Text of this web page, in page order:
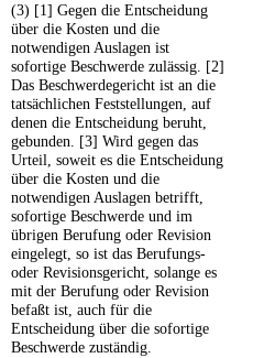
(3) [1] Gegen die Entscheidung
über die Kosten und die
notwendigen Auslagen ist
sofortige Beschwerde zulässig. [2]
Das Beschwerdegericht ist an die
tatsächlichen Feststellungen, auf
denen die Entscheidung beruht,
gebunden. [3] Wird gegen das
Urteil, soweit es die Entscheidung
über die Kosten und die
notwendigen Auslagen betrifft,
sofortige Beschwerde und im
übrigen Berufung oder Revision
eingelegt, so ist das Berufungs-
oder Revisionsgericht, solange es
mit der Berufung oder Revision
befaßt ist, auch für die
Entscheidung über die sofortige
Beschwerde zuständig.